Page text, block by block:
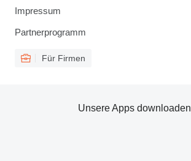
Impressum
Partnerprogramm
Für Firmen
Unsere Apps downloaden